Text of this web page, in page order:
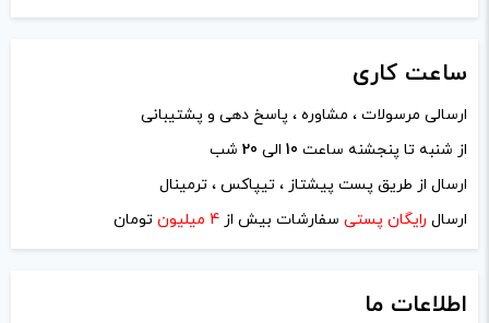
نام *
ایمیل*
ساعت کاری
ارسالی مرسولات ، مشاوره ، پاسخ دهی و پشتیبانی
از شنبه تا پنجشنه ساعت 10 الی 20 شب
ارسال از طریق پست پیشتاز ، تیپاکس ، ترمینال
ارسال رایگان پستی سفارشات بیش از 4 میلیون تومان
اطلاعات ما